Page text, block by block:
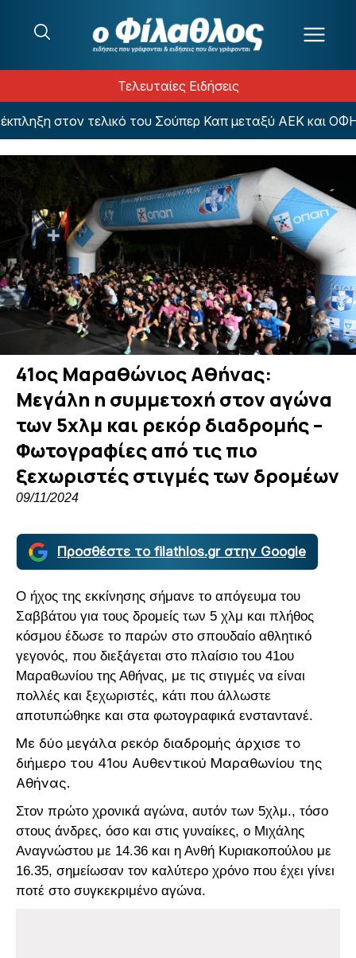
Τελευταίες Ειδήσεις
τελικό του Σούπερ Καπ μεταξύ ΑΕΚ και ΟΦΗ Τι
41ος Μαραθώνιος Αθήνας:
Μεγάλη η συμμετοχή στον αγώνα
των 5χλμ και ρεκόρ διαδρομής –
Φωτογραφίες από τις πιο
ξεχωριστές στιγμές των δρομέων
09/11/2024
Προσθέστε το filathlos.gr στην Google
Ο ήχος της εκκίνησης σήμανε το απόγευμα του
Σαββάτου για τους δρομείς των 5 χλμ και πλήθος
κόσμου έδωσε το παρών στο σπουδαίο αθλητικό
γεγονός, που διεξάγεται στο πλαίσιο του 41ου
Μαραθωνίου της Αθήνας, με τις στιγμές να είναι
πολλές και ξεχωριστές, κάτι που άλλωστε
αποτυπώθηκε και στα φωτογραφικά ενσταντανέ.
Με δύο μεγάλα ρεκόρ διαδρομής άρχισε το
διήμερο του 41ου Αυθεντικού Μαραθωνίου της
Αθήνας.
Στον πρώτο χρονικά αγώνα, αυτόν των 5χλμ., τόσο
στους άνδρες, όσο και στις γυναίκες, ο Μιχάλης
Αναγνώστου με 14.36 και η Ανθή Κυριακοπούλου με
16.35, σημείωσαν τον καλύτερο χρόνο που έχει γίνει
ποτέ στο συγκεκριμένο αγώνα.